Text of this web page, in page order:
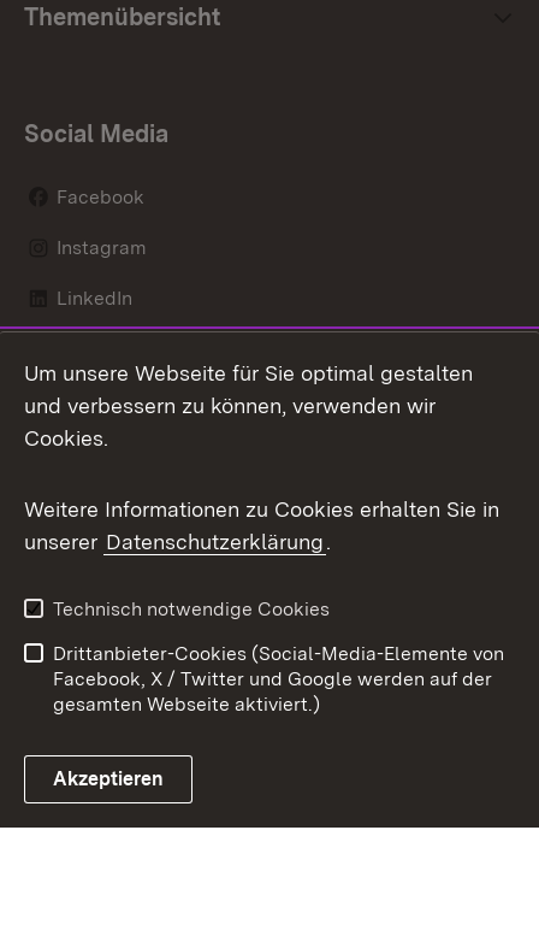
Themenübersicht
Social Media
Facebook
Instagram
LinkedIn
X / Twitter
Youtube
Link zum Landesportal
Kontakt
Datenschutz
Barrierefreiheit
Impressum
Cookies
Um unsere Webseite für Sie optimal gestalten
und verbessern zu können, verwenden wir
Cookies.
Weitere Informationen zu Cookies erhalten Sie in
unserer Datenschutzerklärung.
Technisch notwendige Cookies
Drittanbieter-Cookies (Social-Media-Elemente von
Facebook, X / Twitter und Google werden auf der
gesamten Webseite aktiviert.)
Akzeptieren